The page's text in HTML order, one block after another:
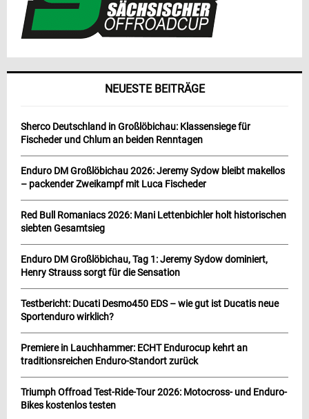
NEUESTE BEITRÄGE
Sherco Deutschland in Großlöbichau: Klassensiege für
Fischeder und Chlum an beiden Renntagen
Enduro DM Großlöbichau 2026: Jeremy Sydow bleibt makellos
– packender Zweikampf mit Luca Fischeder
Red Bull Romaniacs 2026: Mani Lettenbichler holt historischen
siebten Gesamtsieg
Enduro DM Großlöbichau, Tag 1: Jeremy Sydow dominiert,
Henry Strauss sorgt für die Sensation
Testbericht: Ducati Desmo450 EDS – wie gut ist Ducatis neue
Sportenduro wirklich?
Premiere in Lauchhammer: ECHT Endurocup kehrt an
traditionsreichen Enduro-Standort zurück
Triumph Offroad Test-Ride-Tour 2026: Motocross- und Enduro-
Bikes kostenlos testen